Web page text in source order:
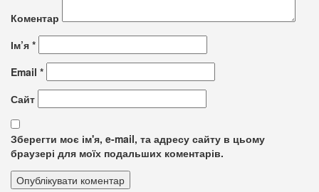
Коментар
Ім’я *
Email *
Сайт
Зберегти моє ім'я, e-mail, та адресу сайту в цьому
браузері для моїх подальших коментарів.